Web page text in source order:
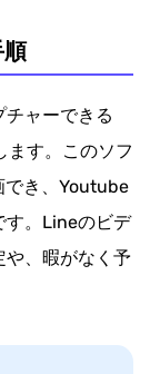
ャーできる
ます。このソフ
でき、Youtube
す。Lineのビデ
や、暇がなく予